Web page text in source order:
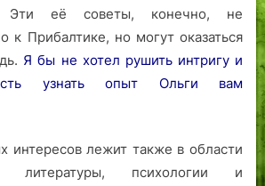
Эти её советы, конечно, не
к Прибалтике, но могут оказаться
Я бы не хотел рушить интригу и
узнать опыт Ольги вам
интересов лежит также в области
литературы, психологии и